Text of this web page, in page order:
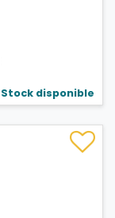
Stock disponible